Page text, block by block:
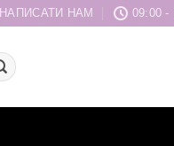
НАПИСАТИ НАМ 09:00 -